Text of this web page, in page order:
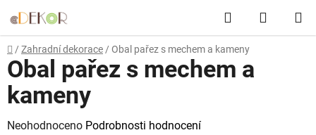
na
obsah
Hledat
KOŠÍK
Domů
/ Zahradní dekorace / Obal pařez s mechem a kameny
Obal pařez s mechem a
kameny
Průměrné
Neohodnoceno Podrobnosti hodnocení